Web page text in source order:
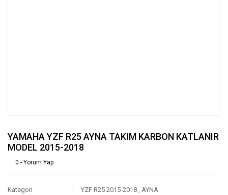
YAMAHA YZF R25 AYNA TAKIM KARBON KATLANIR
MODEL 2015-2018
0 - Yorum Yap
Kategori YZF R25 2015-2018 ,AYNA